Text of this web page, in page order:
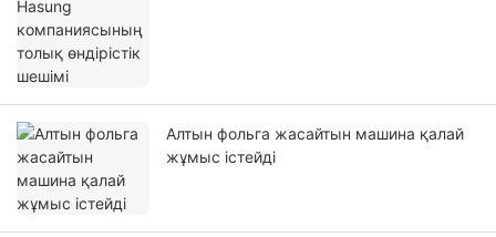
Алтын фольга жасайтын машина қалай
жұмыс істейді